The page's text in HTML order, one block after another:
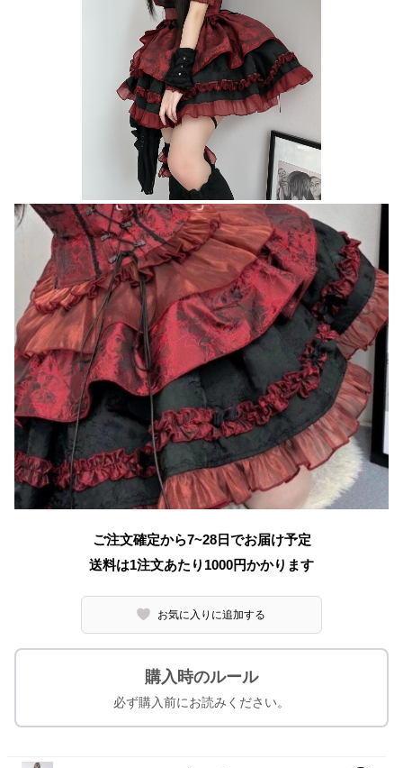
ご注文確定から7~28日でお届け予定
送料は1注文あたり 1000円かかります
お気に入りに追加する
購入時のルール
必ず購入前にお読みください。